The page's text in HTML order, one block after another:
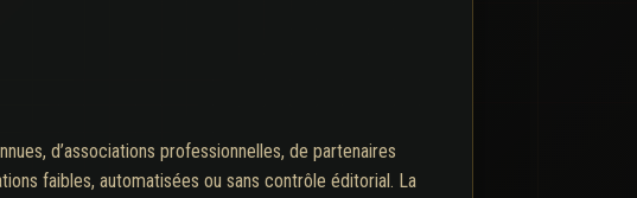
d’associations professionnelles, de partenaires
faibles, automatisées ou sans contrôle éditorial. La